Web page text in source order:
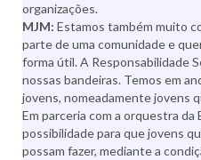
organizações.
MJM: Estamos também muito
parte de uma comunidade e
forma útil. A Responsabilidade
nossas bandeiras. Temos em
jovens, nomeadamente jovens
Em parceria com a orquestra da
possibilidade para que jovens
possam fazer, mediante a